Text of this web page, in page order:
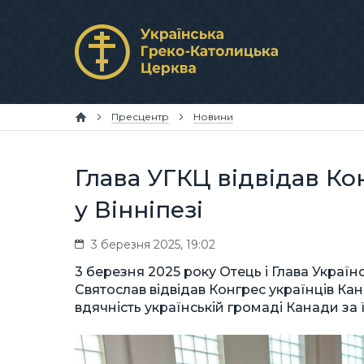
Пресцентр Новини
Глава УГКЦ відвідав
у Вінніпезі
3 березня 2025, 19:02
3 березня 2025 року Отець і Глава
Святослав відвідав Конгрес українців
вдячність українській громаді Канади за